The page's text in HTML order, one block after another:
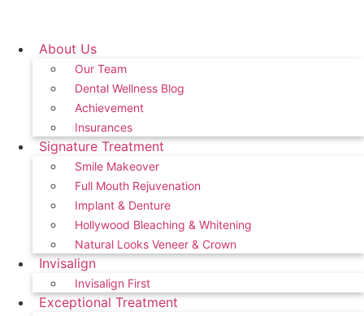
contentAbout Us
Our Team
Dental Wellness Blog
Achievement
Insurances
Signature Treatment
Smile Makeover
Full Mouth Rejuvenation
Implant & Denture
Hollywood Bleaching & Whitening
Natural Looks Veneer & Crown
Invisalign
Invisalign First
Exceptional Treatment